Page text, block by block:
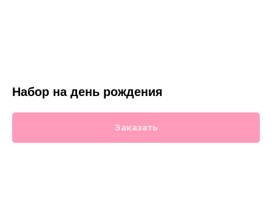
Набор на день рождения
Заказать